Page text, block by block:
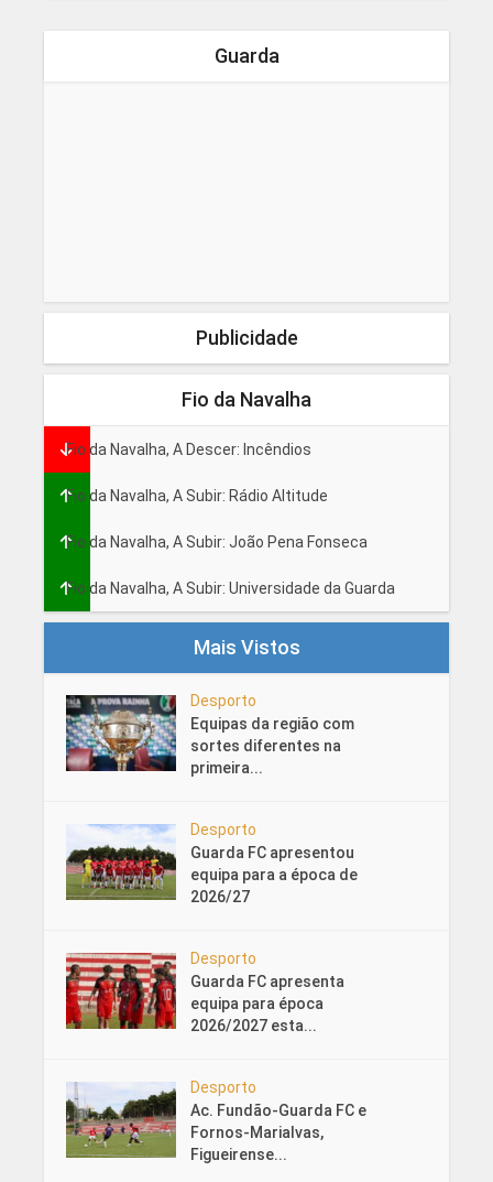
Guarda
Publicidade
Fio da Navalha
Fio da Navalha, A Descer: Incêndios
Fio da Navalha, A Subir: Rádio Altitude
Fio da Navalha, A Subir: João Pena Fonseca
Fio da Navalha, A Subir: Universidade da Guarda
Mais Vistos
Desporto
Equipas da região com
sortes diferentes na
primeira...
Desporto
Guarda FC apresentou
equipa para a época de
2026/27
Desporto
Guarda FC apresenta
equipa para época
2026/2027 esta...
Desporto
Ac. Fundão-Guarda FC e
Fornos-Marialvas,
Figueirense...